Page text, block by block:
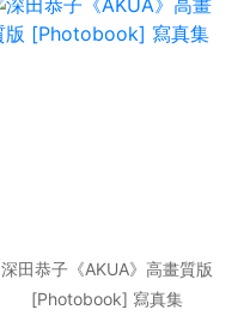
深田恭子《AKUA》高畫質版
[Photobook] 寫真集